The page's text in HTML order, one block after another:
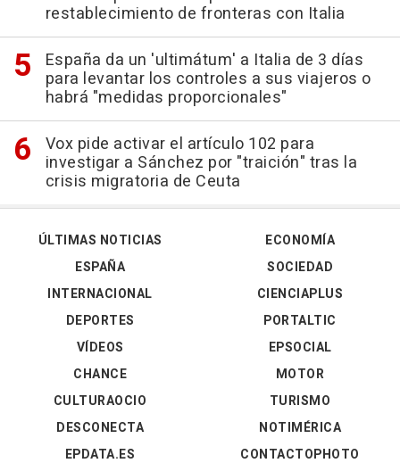
restablecimiento de fronteras con Italia
España da un 'ultimátum' a Italia de 3 días
para levantar los controles a sus viajeros o
habrá "medidas proporcionales"
Vox pide activar el artículo 102 para
investigar a Sánchez por "traición" tras la
crisis migratoria de Ceuta
ÚLTIMAS NOTICIAS
ESPAÑA
INTERNACIONAL
DEPORTES
VÍDEOS
ECONOMÍA
SOCIEDAD
CIENCIAPLUS
PORTALTIC
EPSOCIAL
CHANCE
CULTURAOCIO
DESCONECTA
EPDATA.ES
MOTOR
TURISMO
NOTIMÉRICA
CONTACTOPHOTO